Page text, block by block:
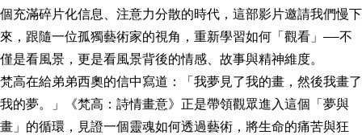
個充滿碎片化信息、注意力分散的時代，這部影片邀請我們慢下
來，跟隨一位孤獨藝術家的視角，重新學習如何「觀看」——不
僅是看風景，更是看風景背後的情感、故事與精神維度。
梵高在給弟弟西奧的信中寫道：「我夢見了我的畫，然後我畫了
我的夢。」《梵高：詩情畫意》正是帶領觀眾進入這個「夢與
畫」的循環，見證一個靈魂如何透過藝術，將生命的痛苦與狂